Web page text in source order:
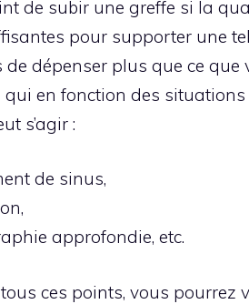
de subir une greffe si la
pour supporter une
dépenser plus que ce que
qui en fonction des
s’agir :
de sinus,
approfondie, etc.
ces points, vous pourrez